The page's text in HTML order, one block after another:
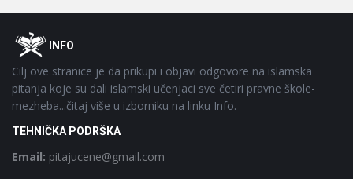
FooterOINFO
Cilj ove stranice je da prikupi i objavi odgovore na islamska
pitanja koje su dali islamski učenjaci sve četiri pravne škole-
mezheba...čitaj više u izborniku na linku Info.
TEHNIČKA PODRŠKA
Email: pitajucene@gmail.com